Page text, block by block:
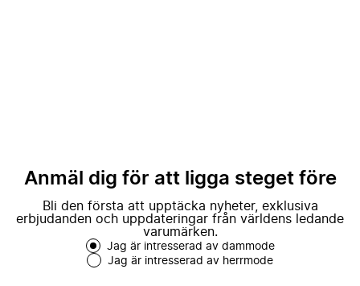
Anmäl dig för att ligga steget före
Bli den första att upptäcka nyheter, exklusiva
erbjudanden och uppdateringar från världens ledande
varumärken.
Jag är intresserad av dammode
Jag är intresserad av herrmode